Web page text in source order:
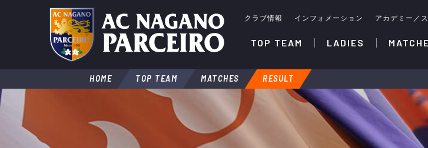
クラブ情報 インフォメーション アカデミー／
TOP TEAM LADIES
HOME TOP TEAM MATCHES RESULT